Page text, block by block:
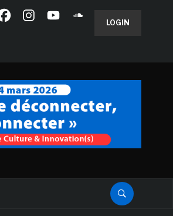
LOGIN